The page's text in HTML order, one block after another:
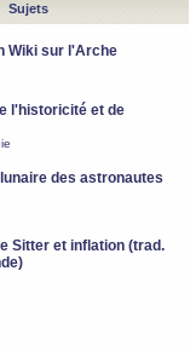
Sujets
Wiki sur l'Arche
l'historicité et de
des astronautes
Sitter et inflation (trad.